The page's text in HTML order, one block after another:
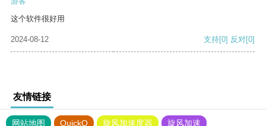
这个软件很好用
2024-08-12 支持[0] 反对[0]
友情链接
网站地图 QuickQ 旋风加速度器
旋风加速